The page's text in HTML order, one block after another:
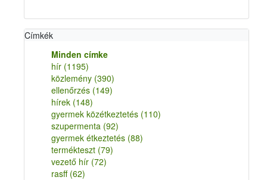
Címkék
Minden címke
hír (1195)
közlemény (390)
ellenőrzés (149)
hírek (148)
gyermek közétkeztetés (110)
szupermenta (92)
gyermek étkeztetés (88)
termékteszt (79)
vezető hír (72)
rasff (62)